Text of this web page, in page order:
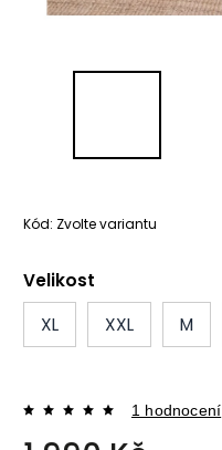
Kód: Zvolte variantu
Velikost
XL
XXL M
1 hodnocení